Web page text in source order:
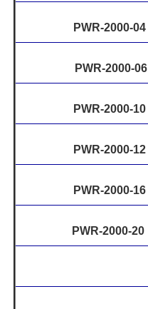
PWR-2000-04
PWR-2000-06
PWR-2000-10
PWR-2000-12
PWR-2000-16
PWR-2000-20